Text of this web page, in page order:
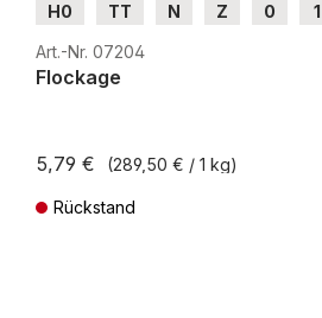
H0 TT N Z 0
1
G
H0m
Art.-Nr. 07204
Flockage
5,79 € (289,50 € / 1 kg)
Rückstand